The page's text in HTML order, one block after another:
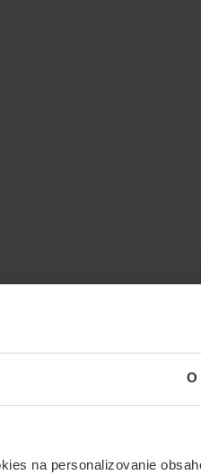
O
na personalizovanie